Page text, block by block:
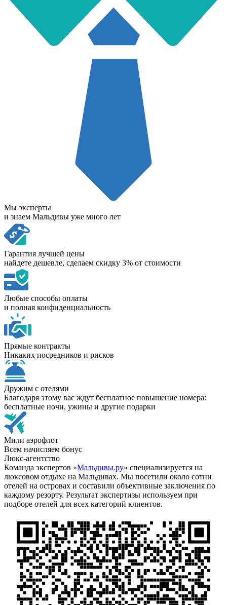
Мы эксперты
и знаем Мальдивы уже много лет
Гарантия лучшей цены
найдете дешевле, сделаем скидку 3% от стоимости
Любые способы оплаты
и полная конфиденциальность
Прямые контракты
Никаких посредников и рисков
Дружим с отелями
Благодаря этому вас ждут бесплатное повышение номера:
бесплатные ночи, ужины и другие подарки
Мили аэрофлот
Всем начисляем бонус
Люкс-агентство
Команда экспертов «Мальдивы.ру» специализируется на
люксовом отдыхе на Мальдивах. Мы посетили около сотни
отелей на островах и составили объективные заключения по
каждому резорту. Результат экспертизы используем при
подборе отелей для всех категорий клиентов.